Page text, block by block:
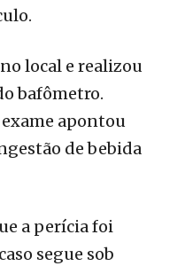
local e realizou
bafômetro.
apontou
de bebida
a perícia foi
segue sob